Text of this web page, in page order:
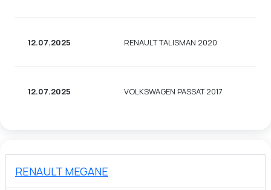
12.07.2025 RENAULT TALISMAN 2020
12.07.2025 VOLKSWAGEN PASSAT 2017
RENAULT MEGANE